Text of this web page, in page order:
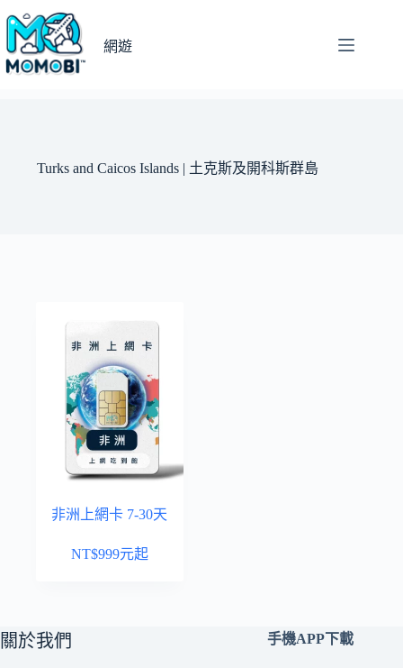
跳
主
要
網遊
Turks and Caicos Islands | 土克斯及開科斯群島
非洲上網卡 7-30天
NT$999元起
關於我們 手機APP下載